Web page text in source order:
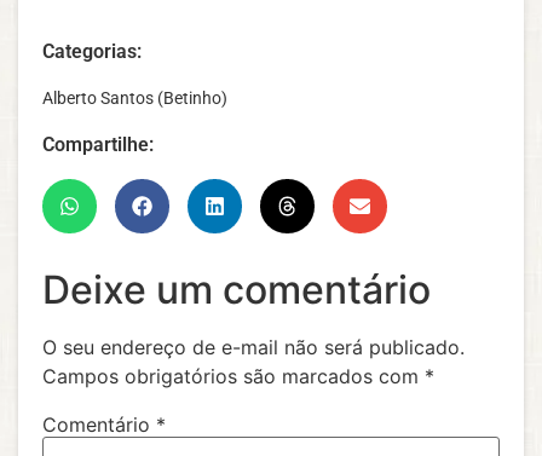
Categorias:
Alberto Santos (Betinho)
Compartilhe:
Deixe um comentário
O seu endereço de e-mail não será publicado.
Campos obrigatórios são marcados com *
Comentário *